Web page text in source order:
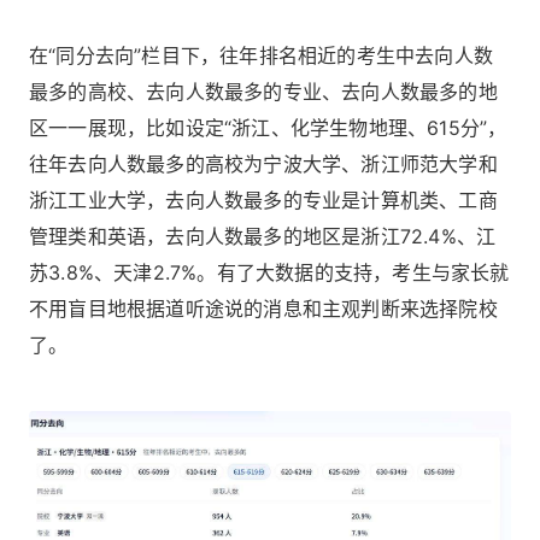
在“同分去向”栏目下，往年排名相近的考生中去向人数
最多的高校、去向人数最多的专业、去向人数最多的地
区一一展现，比如设定“浙江、化学生物地理、615分”，
往年去向人数最多的高校为宁波大学、浙江师范大学和
浙江工业大学，去向人数最多的专业是计算机类、工商
管理类和英语，去向人数最多的地区是浙江72.4%、江
苏3.8%、天津2.7%。有了大数据的支持，考生与家长就
不用盲目地根据道听途说的消息和主观判断来选择院校
了。